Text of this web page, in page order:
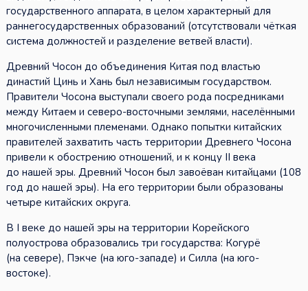
государственного аппарата, в целом характерный для
раннегосударственных образований (отсутствовали чёткая
система должностей и разделение ветвей власти).
Древний Чосон до объединения Китая под властью
династий Цинь и Хань был независимым государством.
Правители Чосона выступали своего рода посредниками
между Китаем и северо-восточными землями, населёнными
многочисленными племенами. Однако попытки китайских
правителей захватить часть территории Древнего Чосона
привели к обострению отношений, и к концу II века
до нашей эры. Древний Чосон был завоёван китайцами (108
год до нашей эры). На его территории были образованы
четыре китайских округа.
В I веке до нашей эры на территории Корейского
полуострова образовались три государства: Когурё
(на севере), Пэкче (на юго-западе) и Силла (на юго-
востоке).